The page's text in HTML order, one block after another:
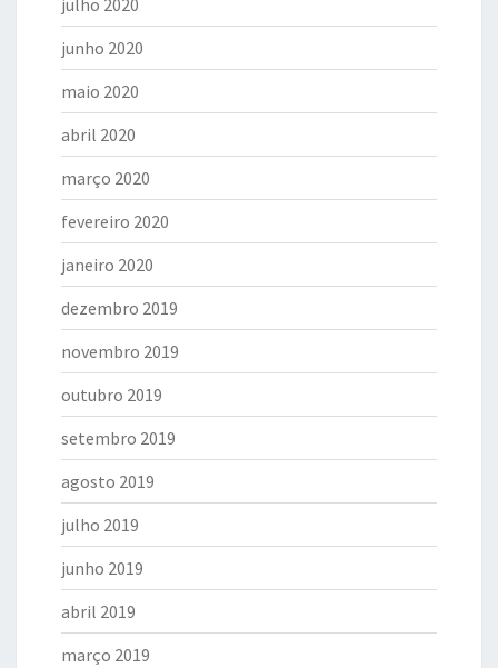
julho 2020
junho 2020
maio 2020
abril 2020
março 2020
fevereiro 2020
janeiro 2020
dezembro 2019
novembro 2019
outubro 2019
setembro 2019
agosto 2019
julho 2019
junho 2019
abril 2019
março 2019